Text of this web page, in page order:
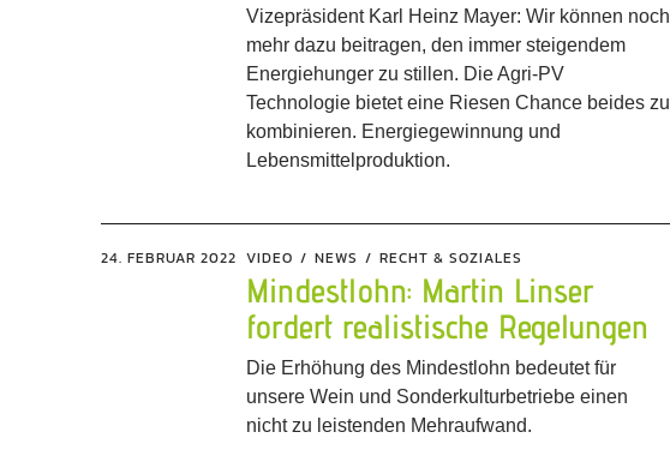
Vizepräsident Karl Heinz Mayer: Wir können noch
mehr dazu beitragen, den immer steigendem
Energiehunger zu stillen. Die Agri-PV
Technologie bietet eine Riesen Chance beides zu
kombinieren. Energiegewinnung und
Lebensmittelproduktion.
24. FEBRUAR 2022 VIDEO NEWS RECHT & SOZIALES
Mindestlohn: Martin Linser
fordert realistische Regelungen
Die Erhöhung des Mindestlohn bedeutet für
unsere Wein und Sonderkulturbetriebe einen
nicht zu leistenden Mehraufwand.